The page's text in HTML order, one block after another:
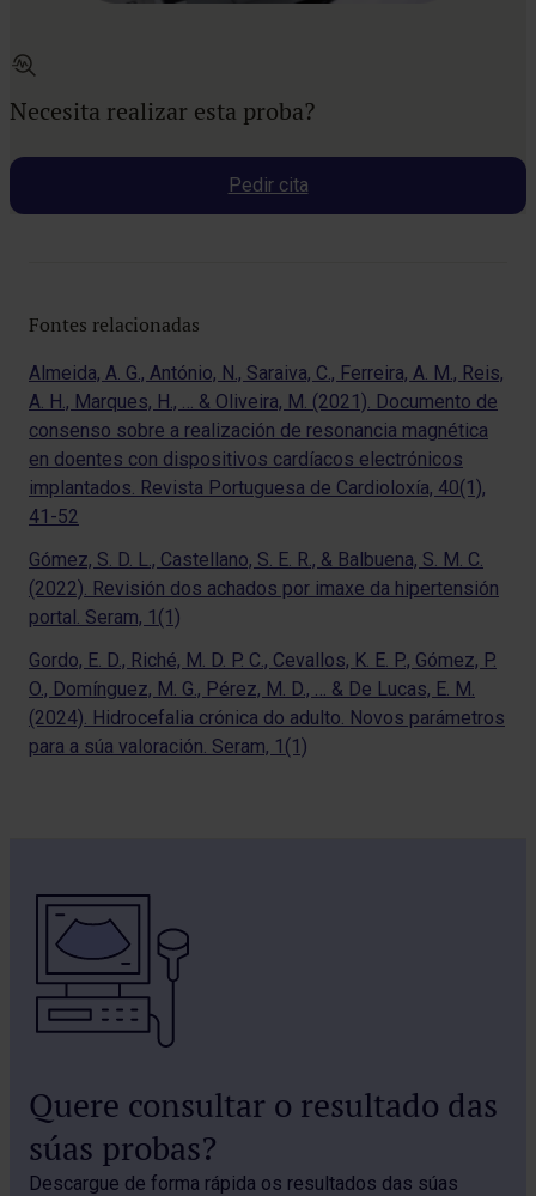
Necesita realizar esta proba?
Pedir cita
Fontes relacionadas
Almeida, A. G., António, N., Saraiva, C., Ferreira, A. M., Reis,
A. H., Marques, H., … & Oliveira, M. (2021). Documento de
consenso sobre a realización de resonancia magnética
en doentes con dispositivos cardíacos electrónicos
implantados. Revista Portuguesa de Cardioloxía, 40(1),
41-52
Gómez, S. D. L., Castellano, S. E. R., & Balbuena, S. M. C.
(2022). Revisión dos achados por imaxe da hipertensión
portal. Seram, 1(1)
Gordo, E. D., Riché, M. D. P. C., Cevallos, K. E. P., Gómez, P.
O., Domínguez, M. G., Pérez, M. D., … & De Lucas, E. M.
(2024). Hidrocefalia crónica do adulto. Novos parámetros
para a súa valoración. Seram, 1(1)
Quere consultar o resultado das
súas probas?
Descargue de forma rápida os resultados das súas